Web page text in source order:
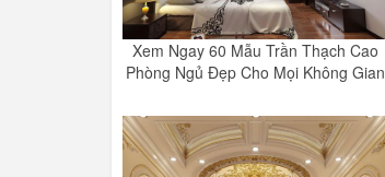
Xem Ngay 60 Mẫu Trần Thạch Cao
Phòng Ngủ Đẹp Cho Mọi Không Gian